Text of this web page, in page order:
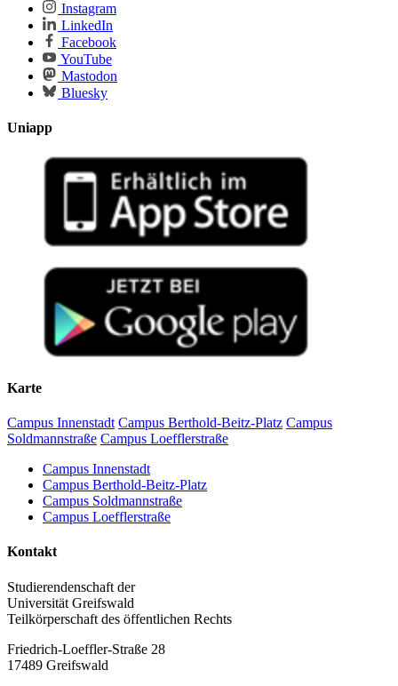
Instagram
LinkedIn
Facebook
YouTube
Mastodon
Bluesky
Uniapp
Karte
Campus Innenstadt Campus Berthold-Beitz-Platz Campus
Soldmannstraße Campus Loefflerstraße
Campus Innenstadt
Campus Berthold-Beitz-Platz
Campus Soldmannstraße
Campus Loefflerstraße
Kontakt
Studierendenschaft der
Universität Greifswald
Teilkörperschaft des öffentlichen Rechts
Friedrich-Loeffler-Straße 28
17489 Greifswald